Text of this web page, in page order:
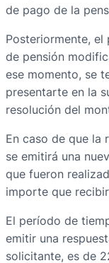
de pago de la
Posteriormente, el
de pensión
ese momento, se
presentarte en la
resolución del
En caso de que la
se emitirá una
que fueron
importe que
El período de
emitir una
solicitante, es de